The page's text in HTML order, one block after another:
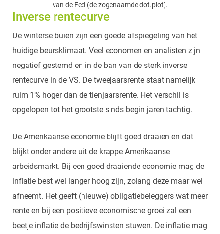
van de Fed (de zogenaamde dot.plot).
Inverse rentecurve
De winterse buien zijn een goede afspiegeling van het
huidige beursklimaat. Veel economen en analisten zijn
negatief gestemd en in de ban van de sterk inverse
rentecurve in de VS. De tweejaarsrente staat namelijk
ruim 1% hoger dan de tienjaarsrente. Het verschil is
opgelopen tot het grootste sinds begin jaren tachtig.
De Amerikaanse economie blijft goed draaien en dat
blijkt onder andere uit de krappe Amerikaanse
arbeidsmarkt. Bij een goed draaiende economie mag de
inflatie best wel langer hoog zijn, zolang deze maar wel
afneemt. Het geeft (nieuwe) obligatiebeleggers wat meer
rente en bij een positieve economische groei zal een
beetje inflatie de bedrijfswinsten stuwen. De inflatie mag